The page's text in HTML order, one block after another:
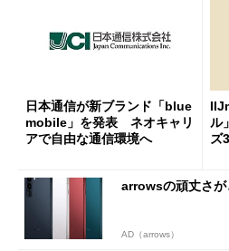
日本通信が新ブランド「blue
mobile」を発表 ネオキャリ
アで自由な通信環境へ
ル
ズ
arrowsの頑丈さが
AD（arrows）